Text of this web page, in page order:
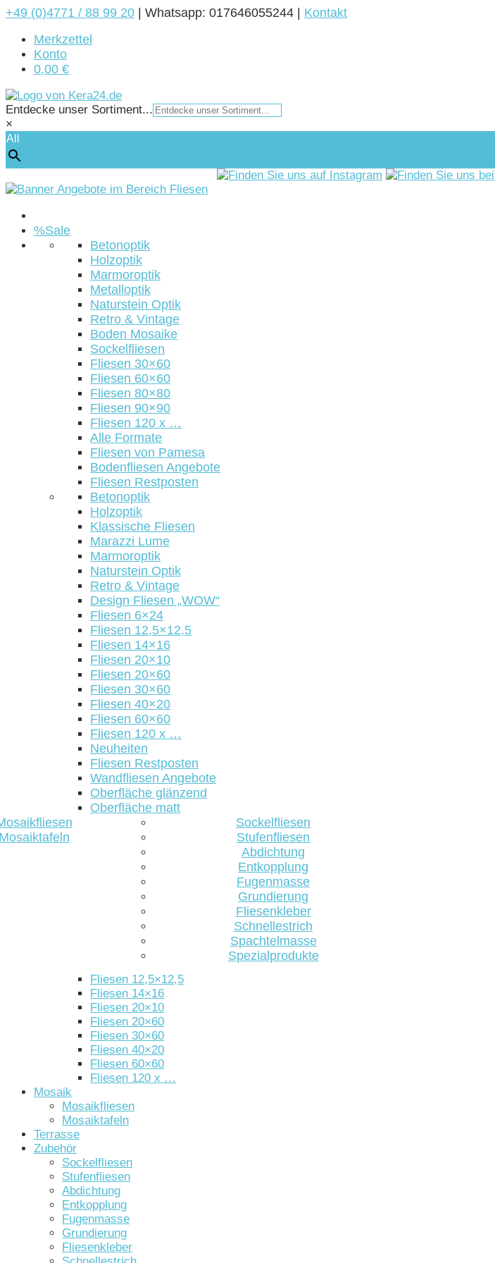
+49 (0)4771 / 88 99 20 Whatsapp: 017646055244 | Kontakt
Merkzettel
Konto
0,00 €
Entdecke unser Sortiment...
×
All
%Sale
Betonoptik
Holzoptik
Marmoroptik
Metalloptik
Naturstein Optik
Retro & Vintage
Boden Mosaike
Sockelfliesen
Fliesen 30×60
Fliesen 60×60
Fliesen 80×80
Fliesen 90×90
Fliesen 120 x …
Alle Formate
Fliesen von Pamesa
Bodenfliesen Angebote
Fliesen Restposten
Betonoptik
Holzoptik
Klassische Fliesen
Marazzi Lume
Marmoroptik
Naturstein Optik
Retro & Vintage
Design Fliesen „WOW“
Fliesen 6×24
Fliesen 12,5×12,5
Fliesen 14×16
Fliesen 20×10
Fliesen 20×60
Fliesen 30×60
Fliesen 40×20
Fliesen 60×60
Fliesen 120 x …
Neuheiten
Fliesen Restposten
Wandfliesen Angebote
Oberfläche glänzend
Oberfläche matt
Sockelfliesen
Stufenfliesen
Abdichtung
Entkopplung
Fugenmasse
Grundierung
Fliesenkleber
Schnellestrich
Spachtelmasse
Spezialprodukte
Fliesen 12,5×12,5
Fliesen 14×16
Fliesen 20×10
Fliesen 20×60
Fliesen 30×60
Fliesen 40×20
Fliesen 60×60
Fliesen 120 x …
Mosaik
Mosaikfliesen
Mosaiktafeln
Terrasse
Zubehör
Sockelfliesen
Stufenfliesen
Abdichtung
Entkopplung
Fugenmasse
Grundierung
Fliesenkleber